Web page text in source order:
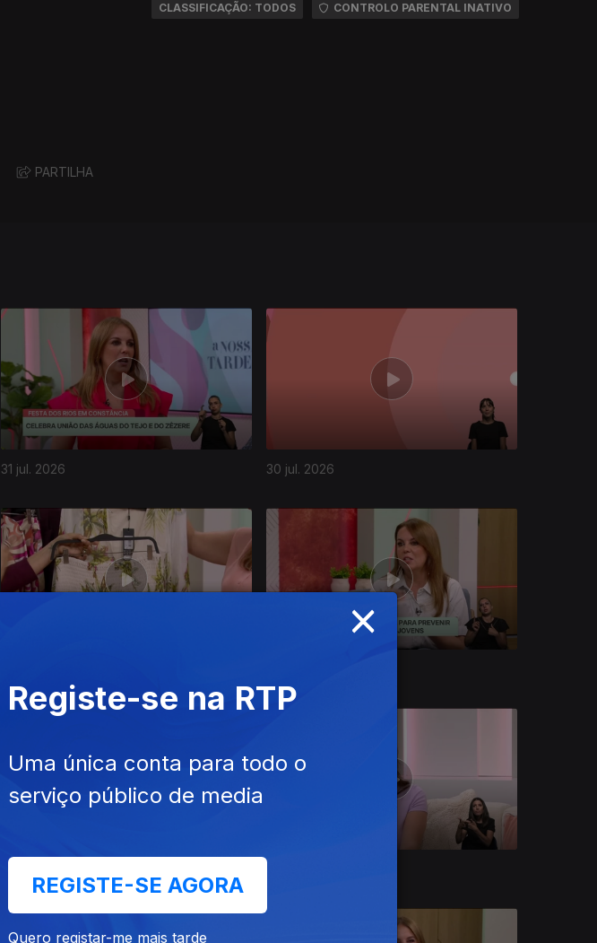
CLASSIFICAÇÃO: TODOS CONTROLO PARENTAL INATIVO
PARTILHA
31 jul. 2026 30 jul. 2026
×
Registe-se na RTP
Uma única conta para todo o
serviço público de media
REGISTE-SE AGORA
Quero registar-me mais tarde